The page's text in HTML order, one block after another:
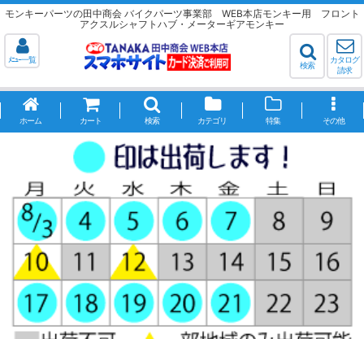
モンキーパーツの田中商会 バイクパーツ事業部 WEB本店モンキー用 フロント
アクスルシャフトハブ・メーターギアモンキー
ﾒﾆｭｰ一覧
検索
カタログ
請求
ホーム カート 検索 カテゴリ 特集 その他